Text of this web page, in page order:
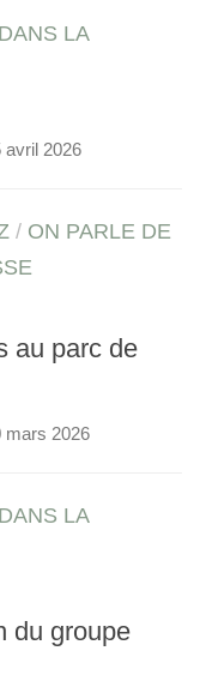
LA
avril 2026
/ ON PARLE DE
au parc de
mars 2026
LA
du groupe